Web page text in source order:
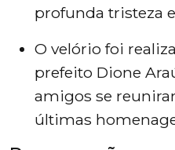
profunda tristeza
O velório foi
prefeito Dione
amigos se
últimas